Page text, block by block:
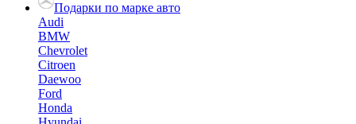
Подарки по марке авто
Audi
BMW
Chevrolet
Citroen
Daewoo
Ford
Honda